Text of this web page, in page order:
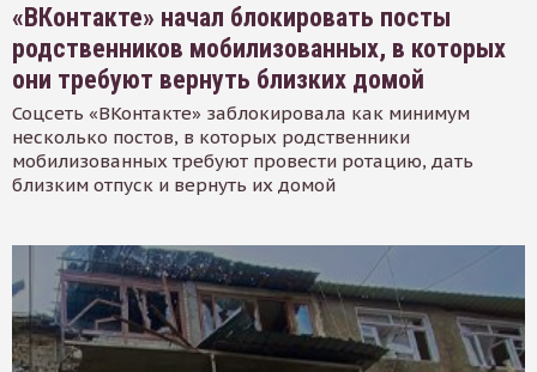
«ВКонтакте» начал блокировать посты
родственников мобилизованных, в которых
они требуют вернуть близких домой
Соцсеть «ВКонтакте» заблокировала как минимум
несколько постов, в которых родственники
мобилизованных требуют провести ротацию, дать
близким отпуск и вернуть их домой